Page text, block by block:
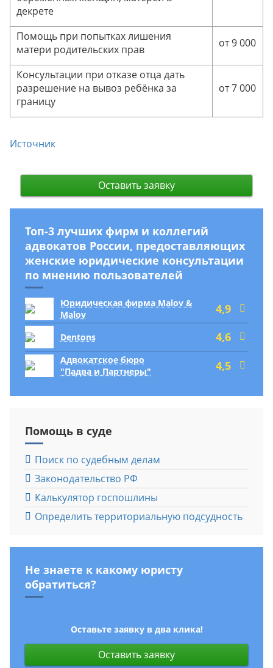
декрете
Помощь при попытках лишения
матери родительских прав
от 9 000
Консультации при отказе отца дать
разрешение на вывоз ребёнка за
границу
от 7 000
Источник
Оставить заявку
Топ-3 лучших фирм и коллегий
адвокатов России, предоставляющих
женские юридические консультации
по мнению пользователей
Юридическая фирма Malov &
Malov
4,9
Dentons 4,6
Адвокатское бюро
"Падва и Партнеры"
4,5
Помощь в суде
Поиск по судебным делам
Законодательство РФ
Калькулятор госпошлины
Определить территориальную подсудность
Не знаете к какому юристу
обратиться?
Оставьте заявку в два клика!
Оставить заявку